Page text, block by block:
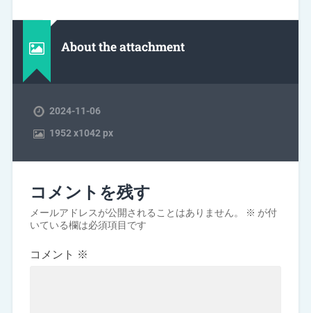
About the attachment
2024-11-06
1952x1042 px
コメントを残す
メールアドレスが公開されることはありません。 ※ が付
いている欄は必須項目です
コメント ※